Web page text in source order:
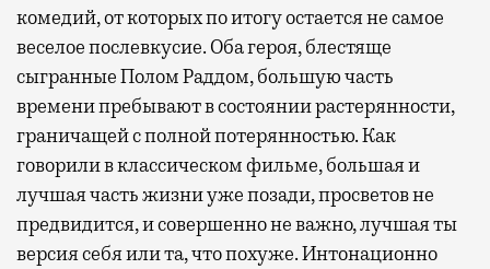
комедий, от которых по итогу остается не самое
веселое послевкусие. Оба героя, блестяще
сыгранные Полом Раддом, большую часть
времени пребывают в состоянии растерянности,
граничащей с полной потерянностью. Как
говорили в классическом фильме, большая и
лучшая часть жизни уже позади, просветов не
предвидится, и совершенно не важно, лучшая ты
версия себя или та, что похуже. Интонационно